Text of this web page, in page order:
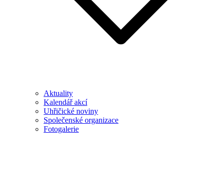
Aktuality
Kalendář akcí
Uhřičické noviny
Společenské organizace
Fotogalerie